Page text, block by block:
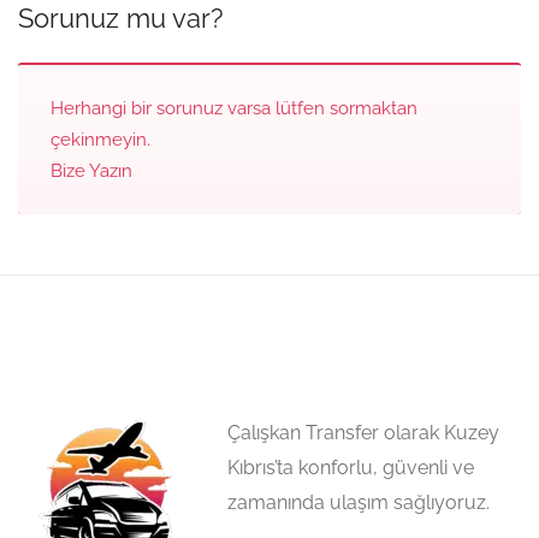
Sorunuz mu var?
Herhangi bir sorunuz varsa lütfen sormaktan
çekinmeyin.
Bize Yazın
Çalışkan Transfer olarak Kuzey
Kıbrıs’ta konforlu, güvenli ve
zamanında ulaşım sağlıyoruz.